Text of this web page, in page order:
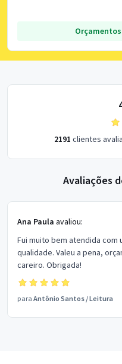
2191 clientes
Avaliações
Ana Paula avaliou:
Fui muito bem atendida com
qualidade. Valeu a pena,
careiro. Obrigada!
para Antônio Santos /Leitura